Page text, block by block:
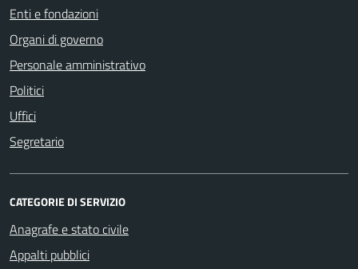
Enti e fondazioni
Organi di governo
Personale amministrativo
Politici
Uffici
Segretario
CATEGORIE DI SERVIZIO
Anagrafe e stato civile
Appalti pubblici